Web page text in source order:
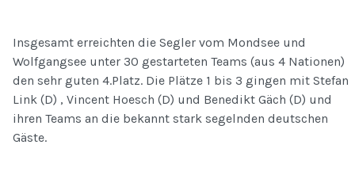
Insgesamt erreichten die Segler vom Mondsee und
Wolfgangsee unter 30 gestarteten Teams (aus 4 Nationen)
den sehr guten 4.Platz. Die Plätze 1 bis 3 gingen mit Stefan
Link (D) , Vincent Hoesch (D) und Benedikt Gäch (D) und
ihren Teams an die bekannt stark segelnden deutschen
Gäste.